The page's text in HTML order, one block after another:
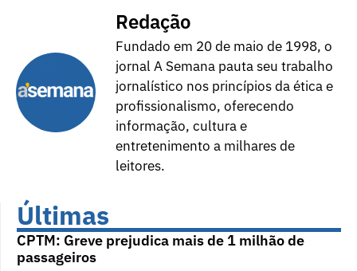
Redação
Fundado em 20 de maio de 1998, o
jornal A Semana pauta seu trabalho
jornalístico nos princípios da ética e
profissionalismo, oferecendo
informação, cultura e
entretenimento a milhares de
leitores.
Últimas
CPTM: Greve prejudica mais de 1 milhão de
passageiros